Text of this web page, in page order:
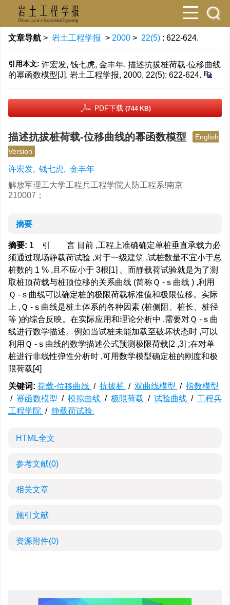
文章导航 > 岩土工程学报 > 2000 > 22(5) : 622-624.
引用本文: 许宏发, 钱七虎, 金丰年. 描述抗拔桩荷载-位移曲线
的幂函数模型[J]. 岩土工程学报, 2000, 22(5): 622-624.
PDF下载 (744 KB)
描述抗拔桩荷载-位移曲线的幂函数模型
English
Version
许宏发, 钱七虎, 金丰年
解放军理工大学工程兵工程学院人防工程系!南京
210007；
摘要
摘要: 1 引 言 目前 ,工程上准确确定单桩垂直承载力必
须通过现场静载荷试验 ,对于一级建筑 ,试桩数量不宜小于总
桩数的 1 % ,且不应小于 3根[1] 。而静载荷试验就是为了测
取桩顶荷载与桩顶位移的关系曲线 (简称Ｑ -ｓ曲线 ) ,利用
Ｑ -ｓ曲线可以确定桩的极限荷载标准值和极限位移。实际
上 ,Ｑ -ｓ曲线是桩土体系的各种因素 (桩侧阻、桩长、桩径
等 )的综合反映。在实际应用和理论分析中 ,需要对Ｑ -ｓ曲
线进行数学描述。例如当试桩未能加载至破坏状态时 ,可以
利用Ｑ -ｓ曲线的数学描述公式预测极限荷载[2 ,3] ;在对单
桩进行非线性弹性分析时 ,可用数学模型确定桩的刚度和极
限荷载[4]
关键词: 荷载-位移曲线 / 抗拔桩 / 双曲线模型 / 指数模型
/ 幂函数模型 / 模拟曲线 / 极限荷载 / 试验曲线 / 工程兵
工程学院 / 静载荷试验
HTML全文
参考文献(0)
相关文章
施引文献
资源附件(0)